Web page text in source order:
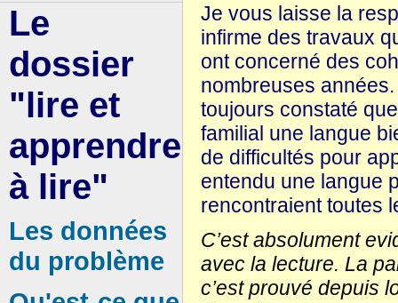
Je vous laisse la
infirme des travaux
ont concerné des
nombreuses
toujours constaté
familial une langue
de difficultés pour
entendu une langue
rencontraient toutes
C’est absolument
avec la lecture. La
c’est prouvé depuis
Le
dossier
"lire et
apprendre
à lire"
Les données
du problème